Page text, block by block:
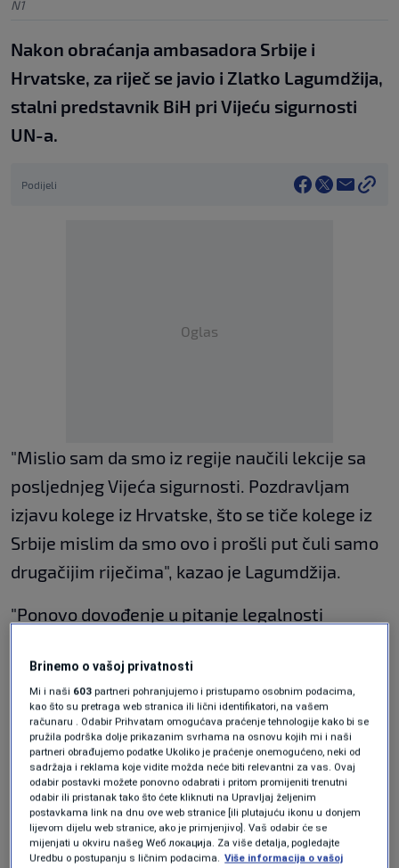
N1
Nakon obraćanja ambasadora Srbije i
Hrvatske, za riječ se javio i Zlatko Lagumdžija,
stalni predstavnik BiH pri Vijeću sigurnosti
UN-a.
Podijeli
Oglas
"Mislio sam da smo iz regije naučili lekcije sa
posljednjeg Vijeća sigurnosti. Pozdravljam
izjavu kolege iz Hrvatske, što se tiče kolege iz
Srbije mislim da smo ovo i prošli put čuli samo
drugačijim riječima", kazao je Lagumdžija.
"Ponovo dovođenje u pitanje legalnosti
instituciji. Uz dužno poštovanje, brojanje
krvnih zrnaca birača nije samo protiv ljudskih
prava nego je protivno osnovnim principima
na kojima počiva ova institucija", poručio je
stalni predstavnik BiH pri UN-u Zlatko
Lagumdžija.
Za kraj obraćanja je osudio način, kako kaže, na
Brinemo o vašoj privatnosti
Mi i naši 603 partneri pohranjujemo i pristupamo osobnim podacima,
kao što su pretraga web stranica ili lični identifikatori, na vašem
računaru . Odabir Prihvatam omogućava praćenje tehnologije kako bi se
pružila podrška dolje prikazanim svrhama na osnovu kojih mi i naši
partneri obrađujemo podatke Ukoliko je praćenje onemogućeno, neki od
sadržaja i reklama koje vidite možda neće biti relevantni za vas. Ovaj
odabir postavki možete ponovno odabrati i pritom promijeniti trenutni
odabir ili pristanak tako što ćete kliknuti na Upravljaj željenim
postavkama link na dnu ove web stranice [ili plutajuću ikonu u donjem
lijevom dijelu web stranice, ako je primjenjivo]. Vaš odabir će se
mijenjati u okviru našeg Wеб локација. Za više detalja, pogledajte
Uredbu o postupanju s ličnim podacima. Više informacija o vašoj